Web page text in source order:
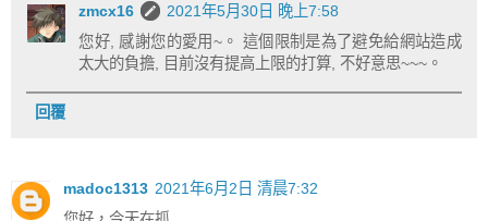
zmcx16
2021年5月30日 晚上7:58
您好, 感謝您的愛用~。 這個限制是為了避免給網站造成
太大的負擔, 目前沒有提高上限的打算, 不好意思~~~。
回覆
madoc1313 2021年6月2日 清晨7:32